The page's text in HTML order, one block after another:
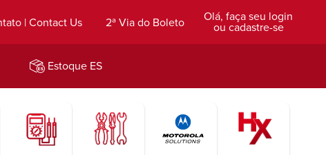
Olá, faça seu login
ou cadastre-se
2ª Via do Boleto
| Contact Us
Estoque ES